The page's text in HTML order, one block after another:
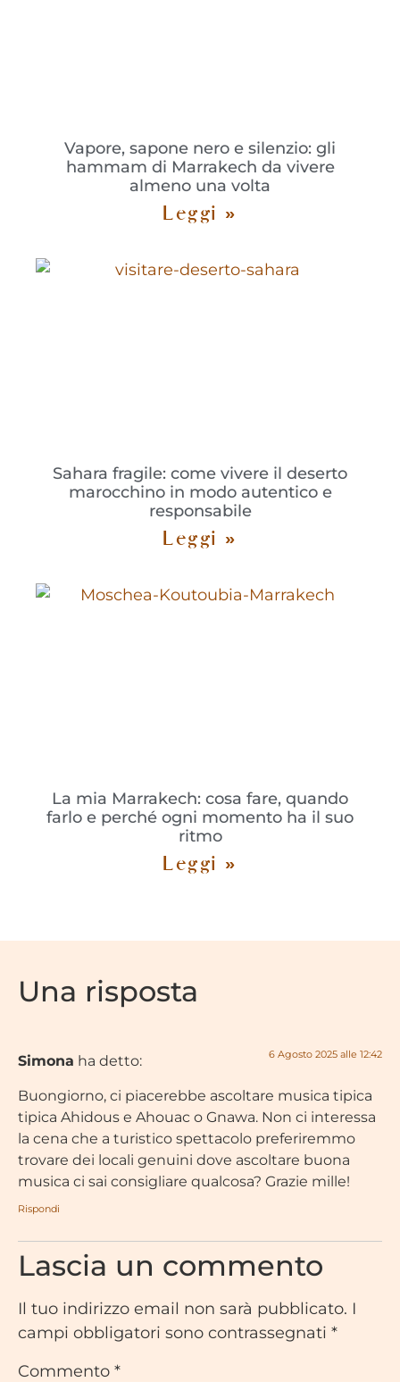
Vapore, sapone nero e silenzio: gli
hammam di Marrakech da vivere
almeno una volta
Leggi »
Sahara fragile: come vivere il deserto
marocchino in modo autentico e
responsabile
Leggi »
La mia Marrakech: cosa fare, quando
farlo e perché ogni momento ha il suo
ritmo
Leggi »
Una risposta
Simona ha detto: 6 Agosto 2025 alle 12:42
Buongiorno, ci piacerebbe ascoltare musica tipica
tipica Ahidous e Ahouac o Gnawa. Non ci interessa
la cena che a turistico spettacolo preferiremmo
trovare dei locali genuini dove ascoltare buona
musica ci sai consigliare qualcosa? Grazie mille!
Rispondi
Lascia un commento
Il tuo indirizzo email non sarà pubblicato. I
campi obbligatori sono contrassegnati *
Commento *